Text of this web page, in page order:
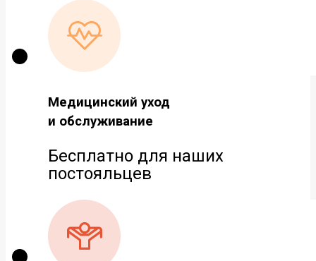
Медицинский уход
и обслуживание
Бесплатно для наших
постояльцев